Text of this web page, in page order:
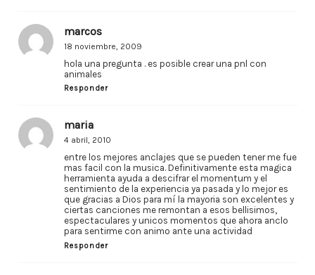
marcos
18 noviembre, 2009
hola una pregunta . es posible crear una pnl con
animales
Responder
maria
4 abril, 2010
entre los mejores anclajes que se pueden tener me fue
mas facil con la musica. Definitivamente esta magica
herramienta ayuda a descifrar el momentum y el
sentimiento de la experiencia ya pasada y lo mejor es
que gracias a Dios para mí la mayoria son excelentes y
ciertas canciones me remontan a esos bellisimos,
espectaculares y unicos momentos que ahora anclo
para sentirme con animo ante una actividad
Responder